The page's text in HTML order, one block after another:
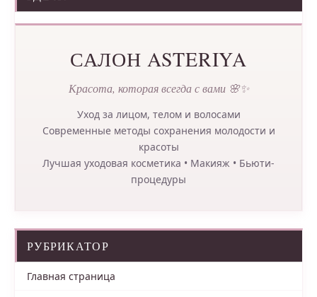
САЛОН ASTERIYA
Красота, которая всегда с вами 🌸✨
Уход за лицом, телом и волосами
Современные методы сохранения молодости и
красоты
Лучшая уходовая косметика • Макияж • Бьюти-
процедуры
РУБРИКАТОР
Главная страница